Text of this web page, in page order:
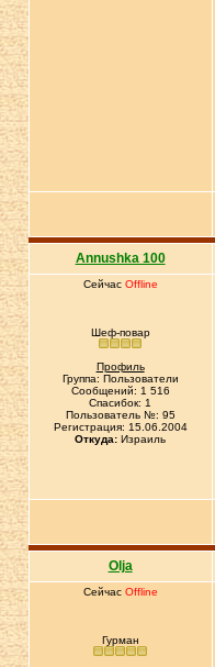
Annushka 100
Сейчас Offline
Шеф-повар
Профиль
Группа: Пользователи
Сообщений: 1 516
Спасибок: 1
Пользователь №: 95
Регистрация: 15.06.2004
Откуда: Израиль
Olja
Сейчас Offline
Гурман